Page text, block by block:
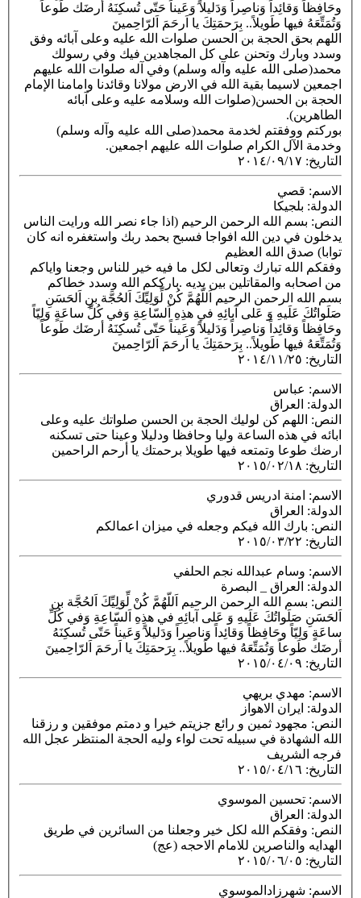
وحَافِظاً وَقائِداً وَناصِراً وَدَليلاً َوَعَيناً حَتّى تُسكِنَهُ أرضَك طَوعاً
وَتُمَتِّعَهُ فيها طَويلاً.. بِرَحمَتِكَ يا اَرحَمَ اَلرّاحِمينَ
اللهم بحق الحجة بن الحسن صلوات الله عليه وعلى آبائه وفق
وسدد وبارك وتحنن على كل المجاهدين فيك وفي رسولك
محمد(صلى الله عليه وآله وسلم) وفي آله صلوات الله عليهم
اجمعين لاسيما بقية الله في الارض مولانا وقائدنا وامامنا الإمام
الحجة بن الحسن(صلوات الله وسلامه عليه وعلى آبائه
الطاهرين).
بوركتم ووفقتم لخدمة محمد(صلى الله عليه وآله وسلم)
وخدمة الآل الكرام صلوات الله عليهم اجمعين.
التاريخ: ٢٠١٤/٠٩/١٧
الاسم: قصي
الدولة: بلجيكا
النص: بسم الله الرحمن الرحيم (اذا جاء نصر الله ورايت الناس
يدخلون في دين الله افواجا فسبح بحمد ربك واستغفره انه كان
توابا) صدق الله العظيم
وفقكم الله تبارك وتعالى لكل ما فيه خير للناس وجعنا واياكم
من اصحابه والمقاتلين بين يديه .بارككم الله وسدد خطاكم
بسم الله الرحمن الرحيم اَللّهُمَّ كُنْ لِّوَلِيِّكَ اَلحُجَّة بنِ اَلحَسَنِ
صَلَواتُكَ عَلَيهِ وَ عَلى آبائِهِ في هذِهِ اَلسّاعِةِ وَفي كُلِّ ساعَةٍ وَلِيّاً
وحَافِظاً وَقائِداً وَناصِراً وَدَليلاً َوَعَيناً حَتّى تُسكِنَهُ أرضَك طَوعاً
وَتُمَتِّعَهُ فيها طَويلاً.. بِرَحمَتِكَ يا اَرحَمَ اَلرّاحِمينَ
التاريخ: ٢٠١٤/١١/٢٥
الاسم: عباس
الدولة: العراق
النص: اللهم كن لوليك الحجة بن الحسن صلواتك عليه وعلى
ابائه في هذه الساعة وليا وحافظا ودليلا وعينا حتى تسكنه
ارضك طوعا وتمتعه فيها طويلا برحمتك يا أرحم الراحمين
التاريخ: ٢٠١٥/٠٢/١٨
الاسم: امنة ادريس قدوري
الدولة: العراق
النص: بارك الله فيكم وجعله في ميزان اعمالكم
التاريخ: ٢٠١٥/٠٣/٢٢
الاسم: وسام عبدالله نجم الحلفي
الدولة: العراق _ البصرة
النص: بسم الله الرحمن الرحيم اَللّهُمَّ كُنْ لِّوَلِيِّكَ اَلحُجَّة بنِ
اَلحَسَنِ صَلَواتُكَ عَلَيهِ وَ عَلى آبائِهِ في هذِهِ اَلسّاعِةِ وَفي كُلِّ
ساعَةٍ وَلِيّاً وحَافِظاً وَقائِداً وَناصِراً وَدَليلاً َوَعَيناً حَتّى تُسكِنَهُ
أرضَك طَوعاً وَتُمَتِّعَهُ فيها طَويلاً.. بِرَحمَتِكَ يا اَرحَمَ اَلرّاحِمينَ
التاريخ: ٢٠١٥/٠٤/٠٩
الاسم: مهدي بريهي
الدولة: ايران الاهواز
النص: مجهود ثمين و رائع جزيتم خيرا و دمتم موفقين و رزقنا
الله الشهادة في سبيله تحت لواء وليه الحجة المنتظر عجل الله
فرجه الشريف
التاريخ: ٢٠١٥/٠٤/١٦
الاسم: تحسين الموسوي
الدولة: العراق
النص: وفقكم الله لكل خير وجعلنا من السائرين في طريق
الهدايه والناصرين للامام الاحجه (عج)
التاريخ: ٢٠١٥/٠٦/٠٥
الاسم: شهرزادالموسوي